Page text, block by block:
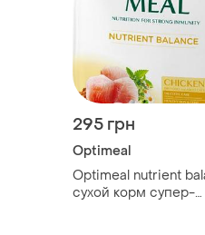
295 грн
Optimeal
Optimeal nutrient
сухой корм супер-